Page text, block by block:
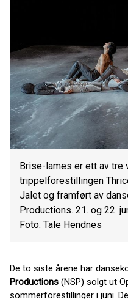
Brise-lames er ett av tre
trippelforestillingen
Jalet og framført av
Productions. 21. og 22.
Foto: Tale Hendnes
De to siste årene har
Productions (NSP) solgt ut
sommerforestillinger i juni.